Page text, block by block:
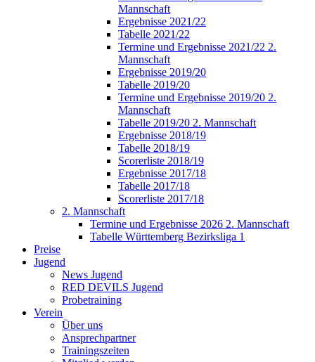
Mannschaft
Ergebnisse 2021/22
Tabelle 2021/22
Termine und Ergebnisse 2021/22 2.
Mannschaft
Ergebnisse 2019/20
Tabelle 2019/20
Termine und Ergebnisse 2019/20 2.
Mannschaft
Tabelle 2019/20 2. Mannschaft
Ergebnisse 2018/19
Tabelle 2018/19
Scorerliste 2018/19
Ergebnisse 2017/18
Tabelle 2017/18
Scorerliste 2017/18
2. Mannschaft
Termine und Ergebnisse 2026 2. Mannschaft
Tabelle Württemberg Bezirksliga 1
Preise
Jugend
News Jugend
RED DEVILS Jugend
Probetraining
Verein
Über uns
Ansprechpartner
Trainingszeiten